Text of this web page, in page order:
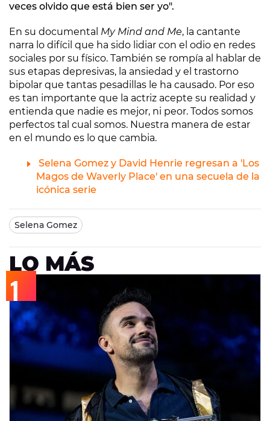
veces olvido que está bien ser yo".
En su documental My Mind and Me, la cantante
narra lo difícil que ha sido lidiar con el odio en redes
sociales por su físico. También se rompía al hablar de
sus etapas depresivas, la ansiedad y el trastorno
bipolar que tantas pesadillas le ha causado. Por eso
es tan importante que la actriz acepte su realidad y
entienda que nadie es mejor, ni peor. Todos somos
perfectos tal cual somos. Nuestra manera de estar
en el mundo es lo que cambia.
Selena Gomez y David Henrie regresan a 'Los
Magos de Waverly Place' en una secuela de la
icónica serie
Selena Gomez
LO MÁS